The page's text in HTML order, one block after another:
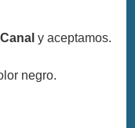
y aceptamos.
negro.